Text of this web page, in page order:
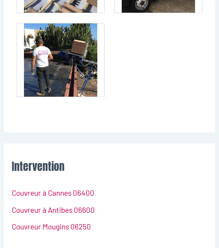
Intervention
Couvreur à Cannes 06400
Couvreur à Antibes 06600
Couvreur Mougins 06250